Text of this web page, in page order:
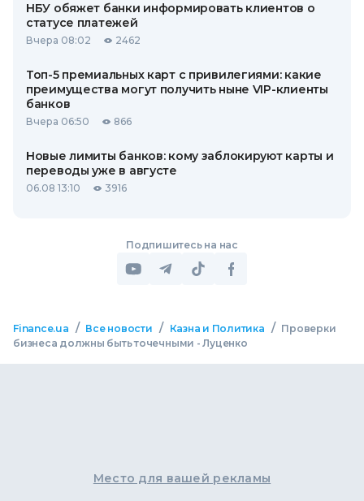
НБУ обяжет банки информировать клиентов о
статусе платежей
Вчера 08:02 2462
Топ-5 премиальных карт с привилегиями: какие
преимущества могут получить ныне VIP-клиенты
банков
Вчера 06:50 866
Новые лимиты банков: кому заблокируют карты и
переводы уже в августе
06.08 13:10 3916
Подпишитесь на нас
Finance.ua / Все новости / Казна и Политика / Проверки
бизнеса должны быть точечными - Луценко
Место для вашей рекламы